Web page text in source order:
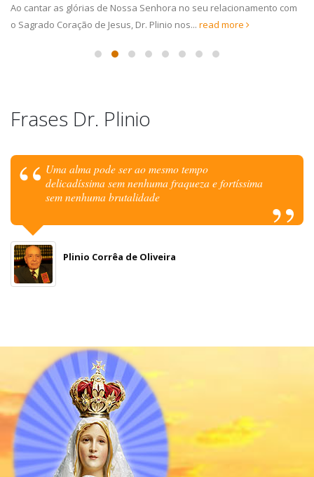
Ao cantar as glórias de Nossa Senhora no seu relacionamento com
o Sagrado Coração de Jesus, Dr. Plinio nos... read more
Frases Dr. Plinio
Uma alma pode ser ao mesmo tempo
delicadíssima sem nenhuma fraqueza e fortíssima
sem nenhuma brutalidade
Plinio Corrêa de Oliveira